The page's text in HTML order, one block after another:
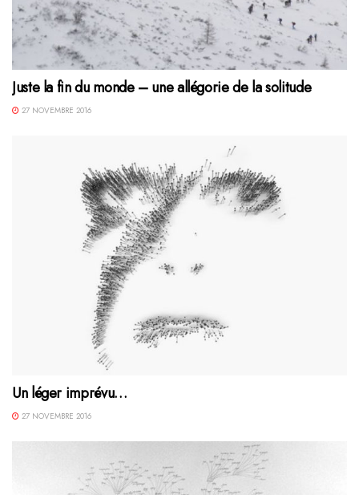
Juste la fin du monde – une allégorie de la solitude
27 NOVEMBRE 2016
Un léger imprévu…
27 NOVEMBRE 2016